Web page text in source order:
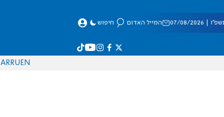
08/2026 המייל האדום חיפוש
EN
RU
AR